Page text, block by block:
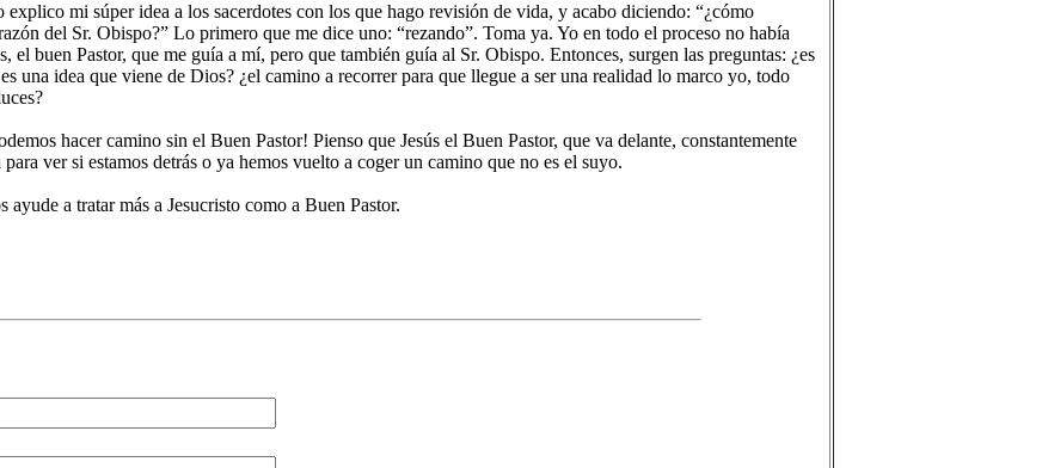
explico mi súper idea a los sacerdotes con los que hago revisión de vida, y acabo diciendo: “¿cómo
del Sr. Obispo?” Lo primero que me dice uno: “rezando”. Toma ya. Yo en todo el proceso no había
el buen Pastor, que me guía a mí, pero que también guía al Sr. Obispo. Entonces, surgen las preguntas: ¿es
una idea que viene de Dios? ¿el camino a recorrer para que llegue a ser una realidad lo marco yo, todo
hacer camino sin el Buen Pastor! Pienso que Jesús el Buen Pastor, que va delante, constantemente
para ver si estamos detrás o ya hemos vuelto a coger un camino que no es el suyo.
ayude a tratar más a Jesucristo como a Buen Pastor.